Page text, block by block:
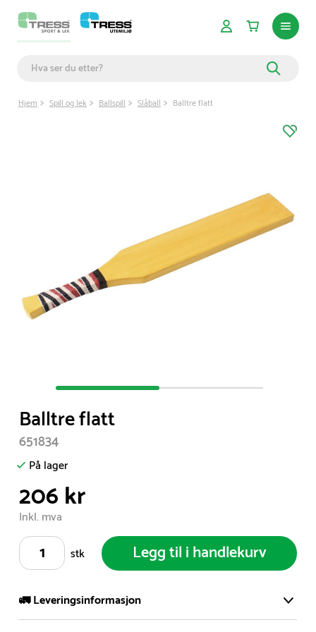
Hjem Spill og lek Ballspill Slåball Balltre flatt
of
2
Balltre flatt
651834
På lager
206 kr
Inkl. mva
stk
Legg til i handlekurv
🚛 Leveringsinformasjon